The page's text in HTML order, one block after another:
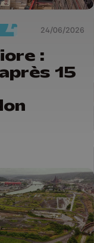
24/06/2026
:
15